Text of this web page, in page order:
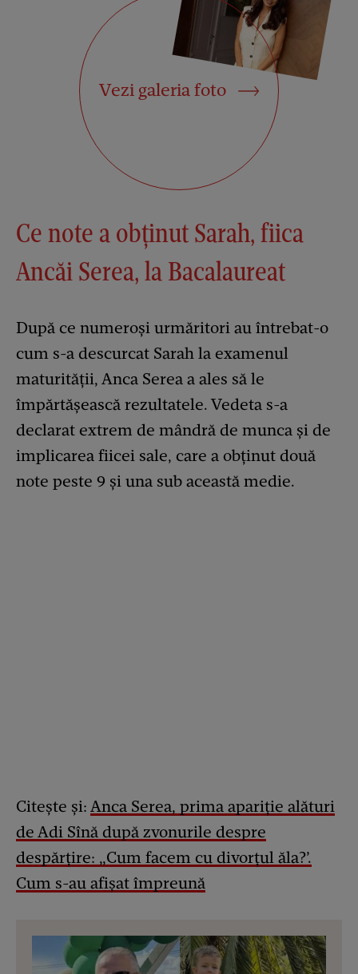
Vezi galeria foto
Ce note a obținut Sarah, fiica
Ancăi Serea, la Bacalaureat
După ce numeroși urmăritori au întrebat-o
cum s-a descurcat Sarah la examenul
maturității, Anca Serea a ales să le
împărtășească rezultatele. Vedeta s-a
declarat extrem de mândră de munca și de
implicarea fiicei sale, care a obținut două
note peste 9 și una sub această medie.
Citește și: Anca Serea, prima apariție alături
de Adi Sînă după zvonurile despre
despărțire: „Cum facem cu divorțul ăla?’.
Cum s-au afișat împreună